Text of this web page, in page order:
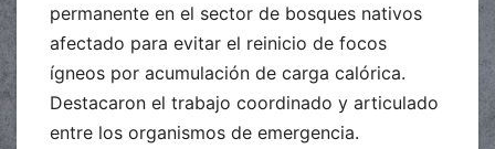
permanente en el sector de bosques nativos
afectado para evitar el reinicio de focos
ígneos por acumulación de carga calórica.
Destacaron el trabajo coordinado y articulado
entre los organismos de emergencia.